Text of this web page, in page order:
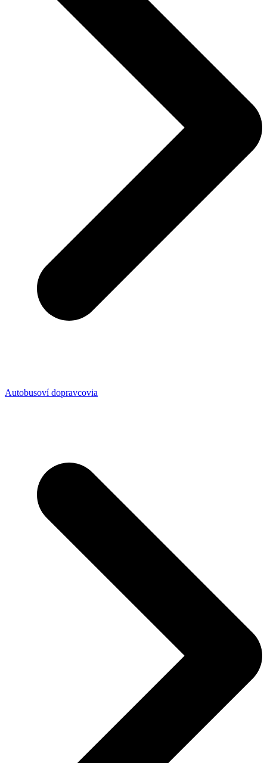
Autobusoví dopravcovia